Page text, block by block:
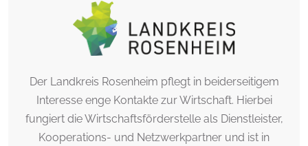
Der Landkreis Rosenheim pflegt in beiderseitigem
Interesse enge Kontakte zur Wirtschaft. Hierbei
fungiert die Wirtschaftsförderstelle als Dienstleister,
Kooperations- und Netzwerkpartner und ist in